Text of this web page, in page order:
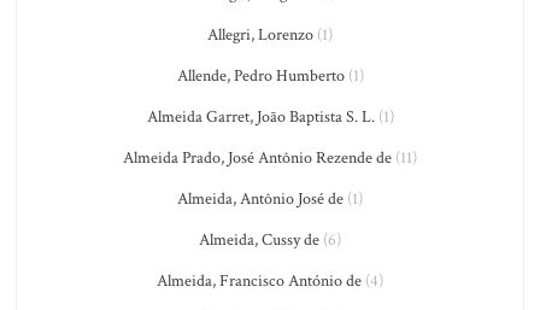
Allegri, Lorenzo (1)
Allende, Pedro Humberto(1)
Almeida Garret, João Baptista S. L.(1)
Almeida Prado, José Antônio Rezende de (11)
Almeida, Antônio José de (1)
Almeida, Cussy de (6)
Almeida, Francisco António de (4)